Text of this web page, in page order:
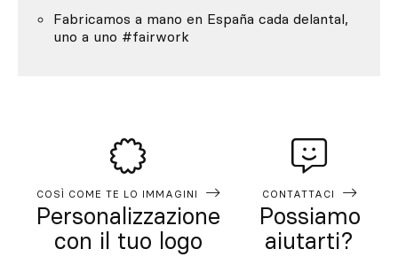
Fabricamos a mano en España cada delantal,
uno a uno #fairwork
COSÌ COME TE LO IMMAGINI
Personalizzazione
con il tuo logo
CONTATTACI
Possiamo
aiutarti?